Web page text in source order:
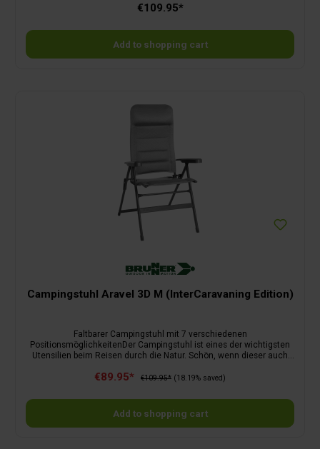
Wärmflasche ist dein persönlicher Wohlfühl-Booster für kühle Tage
bestimmst du selbst, wie warm’s werden darf. Einfach über das
Smart Label einschalten, die Wunschtemperatur wählen – und
schon spürst du die angenehme Infrarotwärme, die direkt unter die
Haut geht. Was die Stoov Wärmflasche so besonders macht: •
gleichmäßige Wärme • Energiesparend & sicher – geprüft für den
aufladen, anlehnen, entspannen – wo immer du willst!
€109.95*
Add to shopping cart
Campingstuhl Aravel 3D M (InterCaravaning Edition)
Faltbarer Campingstuhl mit 7 verschiedenen
PositionsmöglichkeitenDer Campingstuhl ist eines der wichtigsten
Utensilien beim Reisen durch die Natur. Schön, wenn dieser auch
bietet neben seinem zeitlosen Look auch noch richtig praktische
atmungsaktivem 3D-Material ist in 7 verschiedene Positionen
verstellbar, von Sitz- bis Liegeposition. Aufgrund des leichten
Gewichts der Alu-Rahmen und der Klappfunktion ist der
Campingstuhl besonders leicht zu verstauen und zu transportieren.
€89.95* €109.95* (18.19% saved)
Add to shopping cart